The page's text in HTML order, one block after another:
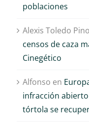
poblaciones
Alexis Toledo Pino
censos de caza
Cinegético
Alfonso en
infracción
tórtola se